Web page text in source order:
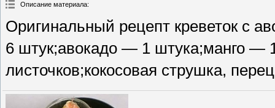
Описание материала:
Оригинальный рецепт креветок с
6 штук;авокадо — 1 штука;манго
листочков;кокосовая струшка,